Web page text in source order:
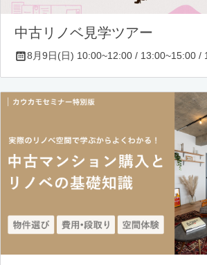
中古リノベ見学ツアー
8月9日(日) 10:00~12:00 / 13:00~15:00 /